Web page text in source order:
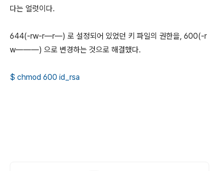
다는 얼럿이다.
644(-rw-r—r—) 로 설정되어 있었던 키 파일의 권한을, 600(-r
w———) 으로 변경하는 것으로 해결했다.
$ chmod 600 id_rsa